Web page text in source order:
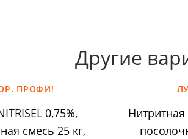
Другие
ПРОФИ!
0,75%,
смесь 25 кг,
Нитритная